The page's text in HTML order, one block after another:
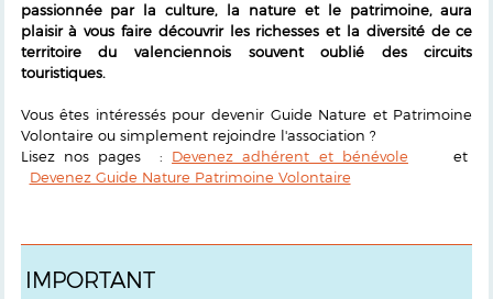
passionnée par la culture, la nature et le patrimoine, aura
plaisir à vous faire découvrir les richesses et la diversité de ce
territoire du valenciennois souvent oublié des circuits
touristiques.
Vous êtes intéressés pour devenir Guide Nature et Patrimoine
Volontaire ou simplement rejoindre l'association ?
Lisez nos pages : Devenez adhérent et bénévole et
Devenez Guide Nature Patrimoine Volontaire
IMPORTANT